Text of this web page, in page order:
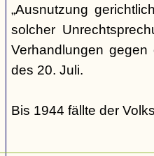
„Ausnutzung
solcher
Verhandlungen
des 20. Juli.
Bis 1944 fällte der